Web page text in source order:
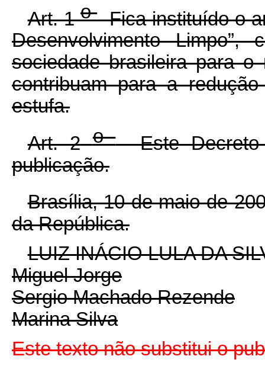
Art. 1oFica instituído o
Desenvolvimento
sociedade brasileira para
contribuam para a
estufa.
Art. 2oEste Decreto
publicação.
Brasília, 10 de maio de
da República.
LUIZ INÁCIO LULA DA
Miguel Jorge
Sergio Machado Rezende
Marina Silva
Este texto não substitui o